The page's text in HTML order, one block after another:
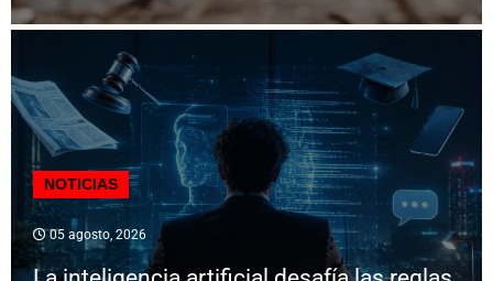
NOTICIAS
05 agosto, 2026